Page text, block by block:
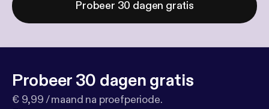
Probeer 30 dagen gratis
Probeer 30 dagen gratis
€ 9,99 / maand na proefperiode.